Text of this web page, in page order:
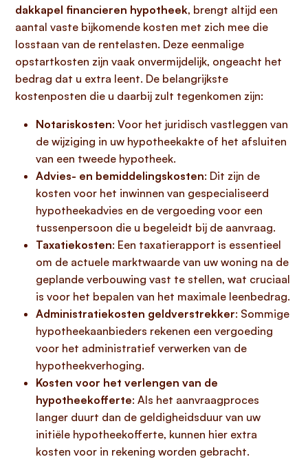
dakkapel financieren hypotheek, brengt altijd een
aantal vaste bijkomende kosten met zich mee die
losstaan van de rentelasten. Deze eenmalige
opstartkosten zijn vaak onvermijdelijk, ongeacht het
bedrag dat u extra leent. De belangrijkste
kostenposten die u daarbij zult tegenkomen zijn:
Notariskosten: Voor het juridisch vastleggen van
de wijziging in uw hypotheekakte of het afsluiten
van een tweede hypotheek.
Advies- en bemiddelingskosten: Dit zijn de
kosten voor het inwinnen van gespecialiseerd
hypotheekadvies en de vergoeding voor een
tussenpersoon die u begeleidt bij de aanvraag.
Taxatiekosten: Een taxatierapport is essentieel
om de actuele marktwaarde van uw woning na de
geplande verbouwing vast te stellen, wat cruciaal
is voor het bepalen van het maximale leenbedrag.
Administratiekosten geldverstrekker: Sommige
hypotheekaanbieders rekenen een vergoeding
voor het administratief verwerken van de
hypotheekverhoging.
Kosten voor het verlengen van de
hypotheekofferte: Als het aanvraagproces
langer duurt dan de geldigheidsduur van uw
initiële hypotheekofferte, kunnen hier extra
kosten voor in rekening worden gebracht.